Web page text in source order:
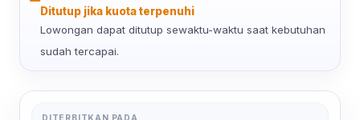
Ditutup jika kuota terpenuhi
Lowongan dapat ditutup sewaktu-waktu saat kebutuhan
sudah tercapai.
DITERBITKAN PADA